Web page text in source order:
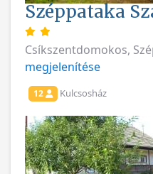
Széppataka
Csíkszentdomokos,
megjelenítése
12 Kulcsosház